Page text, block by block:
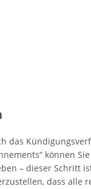
das
können
– dieser Schritt
dass alle